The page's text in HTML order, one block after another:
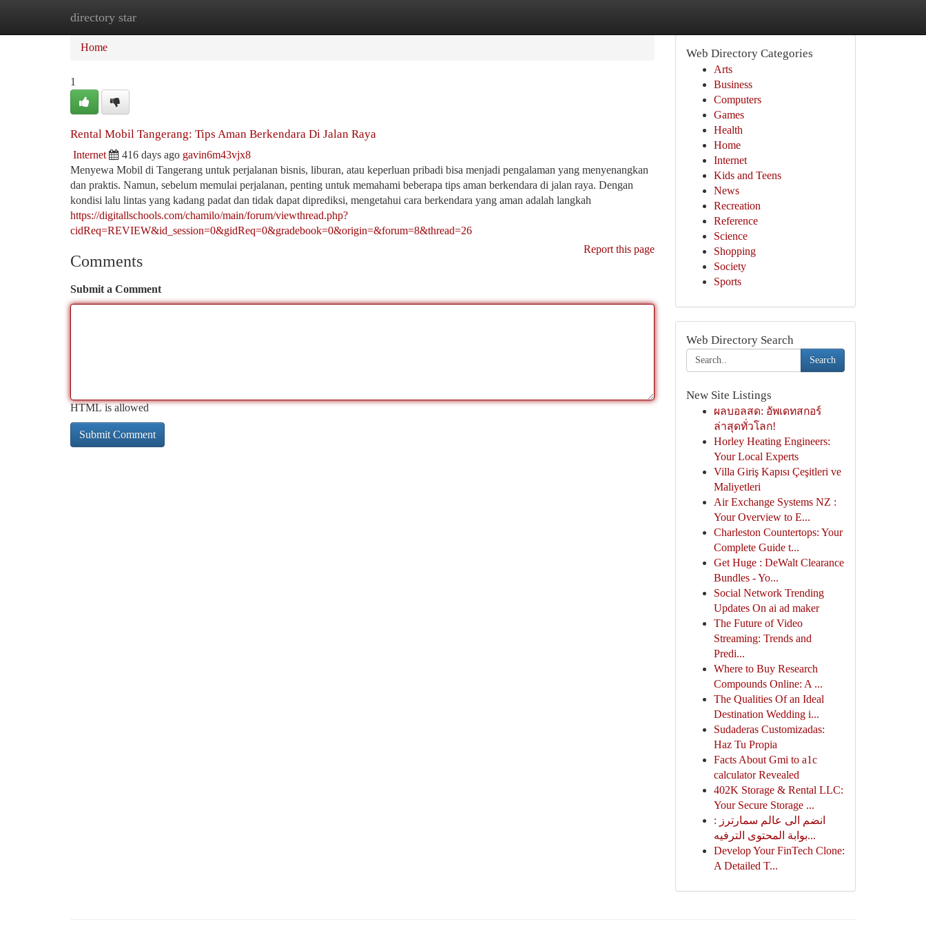
directory star
Home
Home
1
Rental Mobil Tangerang: Tips Aman Berkendara Di Jalan Raya
Internet 416 days ago gavin6m43vjx8
Menyewa Mobil di Tangerang untuk perjalanan bisnis, liburan, atau keperluan pribadi bisa menjadi pengalaman yang menyenangkan
dan praktis. Namun, sebelum memulai perjalanan, penting untuk memahami beberapa tips aman berkendara di jalan raya. Dengan
kondisi lalu lintas yang kadang padat dan tidak dapat diprediksi, mengetahui cara berkendara yang aman adalah langkah
https://digitallschools.com/chamilo/main/forum/viewthread.php?
cidReq=REVIEW&id_session=0&gidReq=0&gradebook=0&origin=&forum=8&thread=26
Report this page
Comments
Submit a Comment
HTML is allowed
Web Directory Categories
Arts
Business
Computers
Games
Health
Home
Internet
Kids and Teens
News
Recreation
Reference
Science
Shopping
Society
Sports
Web Directory Search
Search
New Site Listings
ผลบอลสด: อัพเดทสกอร์
ล่าสุดทั่วโลก!
Horley Heating Engineers:
Your Local Experts
Villa Giriş Kapısı Çeşitleri ve
Maliyetleri
Air Exchange Systems NZ :
Your Overview to E...
Charleston Countertops: Your
Complete Guide t...
Get Huge : DeWalt Clearance
Bundles - Yo...
Social Network Trending
Updates On ai ad maker
The Future of Video
Streaming: Trends and
Predi...
Where to Buy Research
Compounds Online: A ...
The Qualities Of an Ideal
Destination Wedding i...
Sudaderas Customizadas:
Haz Tu Propia
Facts About Gmi to a1c
calculator Revealed
402K Storage & Rental LLC:
Your Secure Storage ...
انضم الى عالم سمارترز :
بوابة المحتوى الترفيه...
Develop Your FinTech Clone:
A Detailed T...